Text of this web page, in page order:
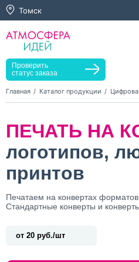
Томск
Проверить
статус заказа
Главная Каталог продукции
ПЕЧАТЬ НА
логотипов,
принтов
Печатаем на конвертах
Стандартные конверты и
от 20 руб./шт
Оставьте заявку, мы
обработку персональных
конфиденциальности
Нажимая на кнопку, я даю
заявку